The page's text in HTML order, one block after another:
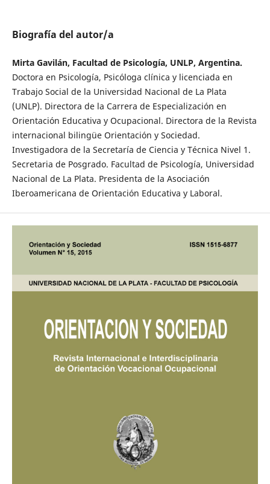
Biografía del autor/a
Mirta Gavilán, Facultad de Psicología, UNLP, Argentina.
Doctora en Psicología, Psicóloga clínica y licenciada en
Trabajo Social de la Universidad Nacional de La Plata
(UNLP). Directora de la Carrera de Especialización en
Orientación Educativa y Ocupacional. Directora de la Revista
internacional bilingüe Orientación y Sociedad.
Investigadora de la Secretaría de Ciencia y Técnica Nivel 1.
Secretaria de Posgrado. Facultad de Psicología, Universidad
Nacional de La Plata. Presidenta de la Asociación
Iberoamericana de Orientación Educativa y Laboral.